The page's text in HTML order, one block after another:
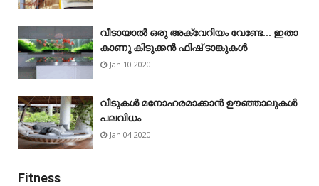
വീടായാൽ ഒരു അക്വേറിയം വേണ്ടേ... ഇതാ
കാണു കിടുക്കൻ ഫിഷ് ടാങ്കുകൾ
Jan 10 2020
വീടുകൾ മനോഹരമാക്കാൻ ഊഞ്ഞാലുകൾ
പലവിധം
Jan 04 2020
Fitness